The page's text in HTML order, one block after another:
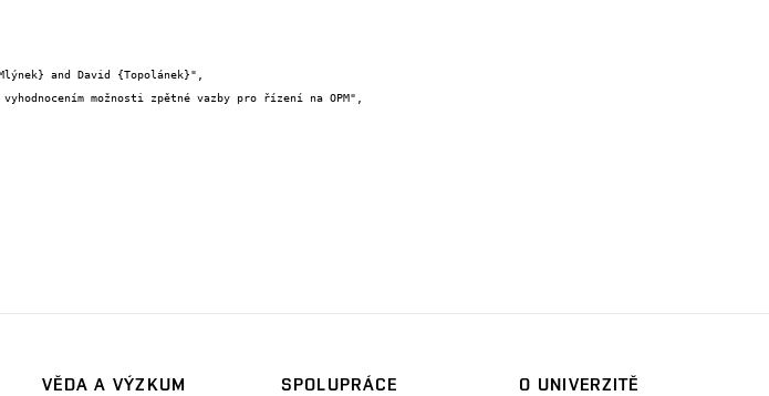
VĚDA A VÝZKUM
SPOLUPRÁCE
O UNIVERZITĚ